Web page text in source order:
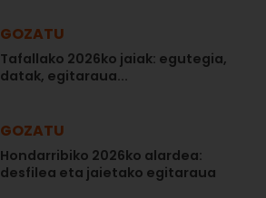
GOZATU
Tafallako 2026ko jaiak: egutegia,
datak, egitaraua...
GOZATU
Hondarribiko 2026ko alardea:
desfilea eta jaietako egitaraua